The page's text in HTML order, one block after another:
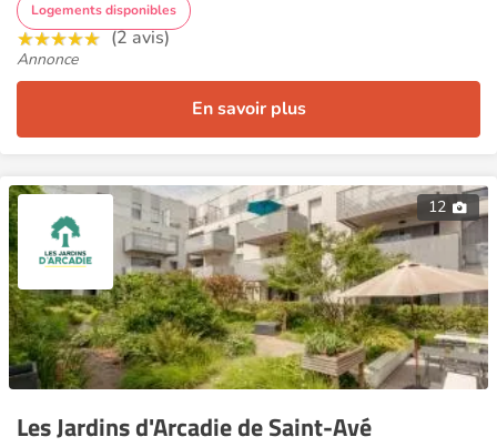
Logements disponibles
(2 avis)
Annonce
En savoir plus
12
Les Jardins d'Arcadie de Saint-Avé